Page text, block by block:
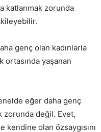
katlanmak zorunda
genç olan kadınlarla
ortasında yaşanan
eğer daha genç
zorunda değil. Evet,
kendine olan özsaygısını